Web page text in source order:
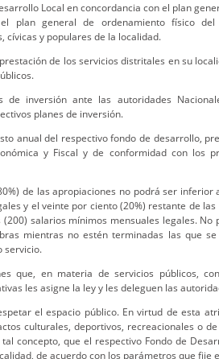
Local en concordancia con el plan
plan general de ordenamiento físico
cívicas y populares de la localidad.
de los servicios distritales en su
de inversión ante las autoridades
planes de inversión.
anual del respectivo fondo de desarrollo,
y Fiscal y de conformidad con los
de las apropiaciones no podrá ser
y el veinte por ciento (20%) restante de
salarios mínimos mensuales legales.
mientras no estén terminadas las que
servicio.
que, en materia de servicios públicos,
les asigne la ley y les deleguen las
el espacio público. En virtud de esta
culturales, deportivos, recreacionales o
concepto, que el respectivo Fondo de
de acuerdo con los parámetros que fije